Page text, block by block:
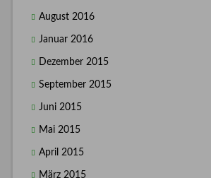
August 2016
Januar 2016
Dezember 2015
September 2015
Juni 2015
Mai 2015
April 2015
März 2015